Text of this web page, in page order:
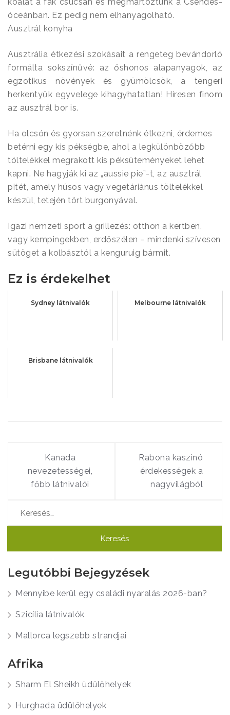
óceánban. Ez pedig nem elhanyagolható.
Ausztrál konyha
Ausztrália étkezési szokásait a rengeteg bevándorló
formálta sokszínűvé: az őshonos alapanyagok, az
egzotikus növények és gyümölcsök, a tengeri
herkentyűk egyvelege kihagyhatatlan! Híresen finom
az ausztrál bor is.
Ha olcsón és gyorsan szeretnénk étkezni, érdemes
betérni egy kis pékségbe, ahol a legkülönbözőbb
töltelékkel megrakott kis péksüteményeket lehet
kapni. Ne hagyják ki az „aussie pie”-t, az ausztrál
pitét, amely húsos vagy vegetáriánus töltelékkel
készül, tetején tört burgonyával.
Igazi nemzeti sport a grillezés: otthon a kertben,
vagy kempingekben, erdőszélen – mindenki szívesen
sütöget a kolbásztól a kenguruig bármit.
Ez is érdekelhet
Sydney látnivalók Melbourne látnivalók
Brisbane látnivalók
navigáció
Kanada
nevezetességei,
főbb látnivalói
Rabona kaszinó
érdekességek a
nagyvilágból
Legutóbbi Bejegyzések
Mennyibe kerül egy családi nyaralás 2026-ban?
Szicília látnivalók
Mallorca legszebb strandjai
Afrika
Sharm El Sheikh üdülőhelyek
Hurghada üdülőhelyek